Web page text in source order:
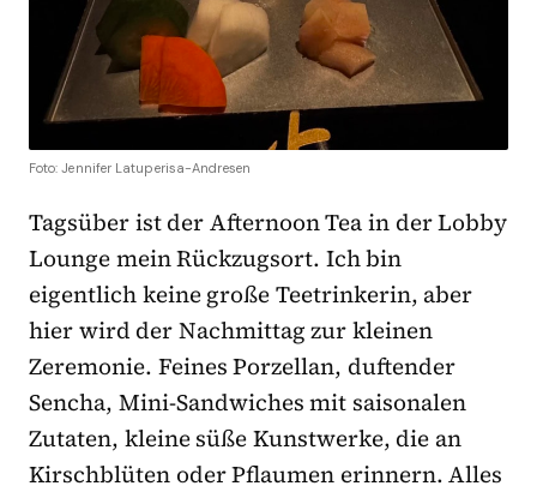
Foto: Jennifer Latuperisa-Andresen
Tagsüber ist der Afternoon Tea in der Lobby
Lounge mein Rückzugsort. Ich bin
eigentlich keine große Teetrinkerin, aber
hier wird der Nachmittag zur kleinen
Zeremonie. Feines Porzellan, duftender
Sencha, Mini-Sandwiches mit saisonalen
Zutaten, kleine süße Kunstwerke, die an
Kirschblüten oder Pflaumen erinnern. Alles